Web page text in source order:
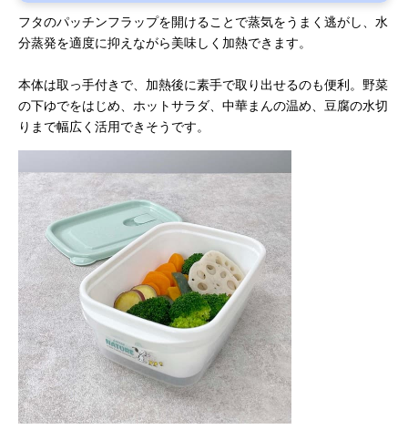
フタのパッチンフラップを開けることで蒸気をうまく逃がし、水
分蒸発を適度に抑えながら美味しく加熱できます。
本体は取っ手付きで、加熱後に素手で取り出せるのも便利。野菜
の下ゆでをはじめ、ホットサラダ、中華まんの温め、豆腐の水切
りまで幅広く活用できそうです。